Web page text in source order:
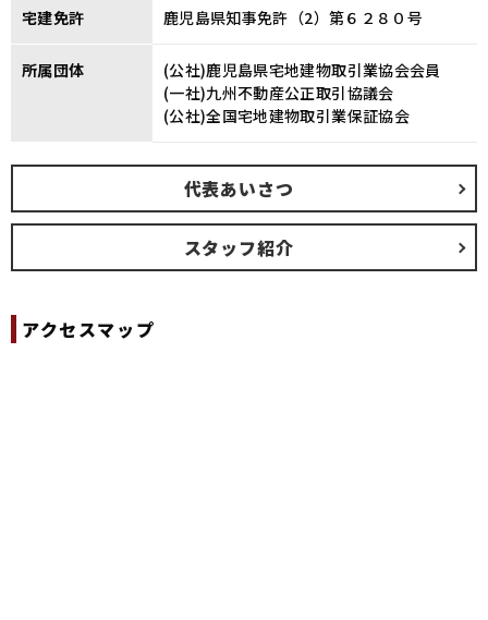
宅建免許 鹿児島県知事免許（2）第６２８０号
所属団体
(公社)鹿児島県宅地建物取引業協会会員
(一社)九州不動産公正取引協議会
(公社)全国宅地建物取引業保証協会
代表あいさつ
スタッフ紹介
アクセスマップ